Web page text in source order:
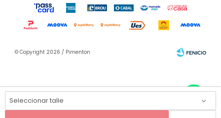
Seleccionar talle
© Copyright 2026 / Pimenton